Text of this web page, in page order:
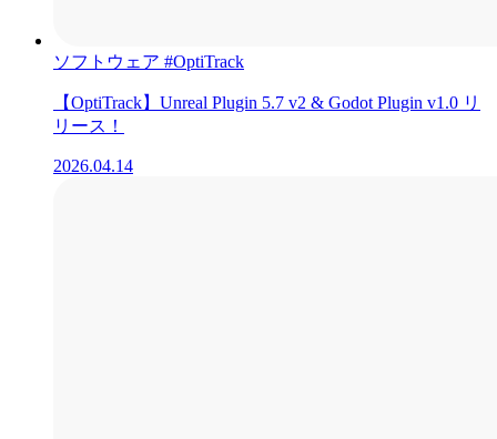
ソフトウェア #OptiTrack
【OptiTrack】Unreal Plugin 5.7 v2 & Godot Plugin v1.0 リ
リース！
2026.04.14